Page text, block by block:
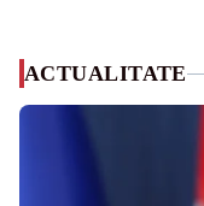
ACTUALITATE